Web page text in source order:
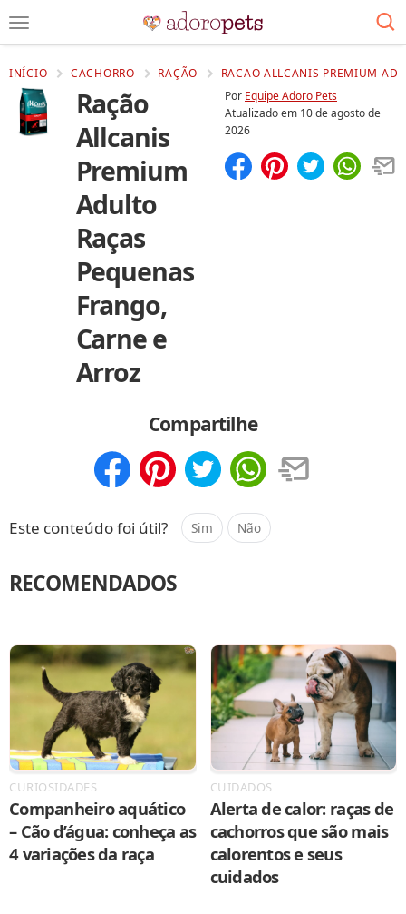
INÍCIO CACHORRO RAÇÃO RACAO ALLCANIS PREMIUM
Ração
Allcanis
Premium
Adulto
Raças
Pequenas
Frango,
Carne e
Arroz
Por Equipe Adoro Pets
Atualizado em 10 de agosto de
2026
Compartilhe
Este conteúdo foi útil? Sim Não
RECOMENDADOS
CURIOSIDADES
Companheiro aquático
– Cão d’água: conheça as
4 variações da raça
CUIDADOS
Alerta de calor: raças de
cachorros que são mais
calorentos e seus
cuidados